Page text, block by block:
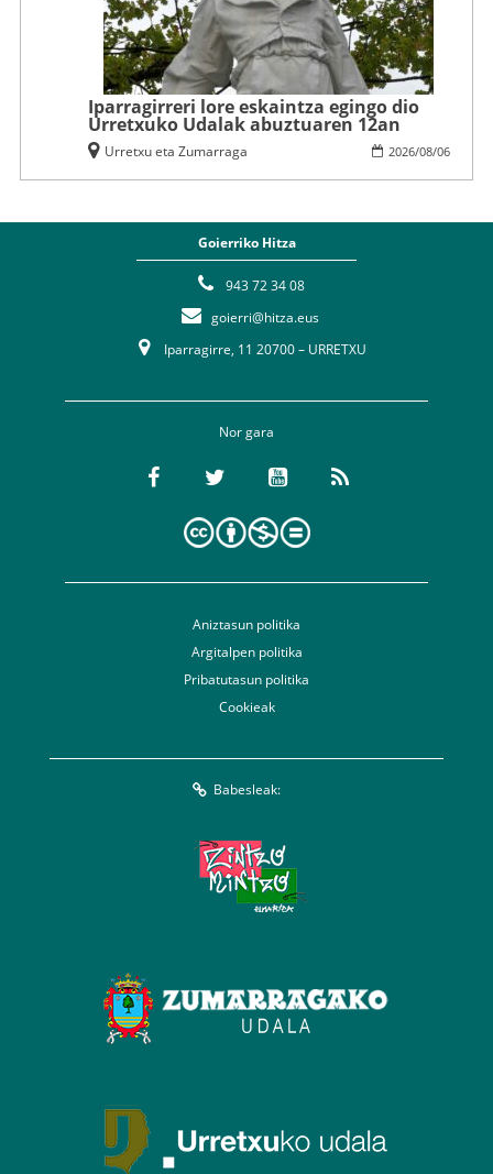
Iparragirreri lore eskaintza egingo dio
Urretxuko Udalak abuztuaren 12an
2026/08/06
Urretxu eta Zumarraga
Goierriko Hitza
943 72 34 08
goierri@hitza.eus
Iparragirre, 11 20700 – URRETXU
Nor gara
Aniztasun politika
Argitalpen politika
Pribatutasun politika
Cookieak
Babesleak: